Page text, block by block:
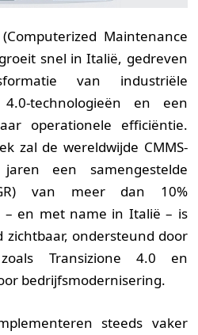
Maintenance
snel in Italië, gedreven
van industriële
technologieën en een
operationele efficiëntie.
zal de wereldwijde CMMS-
een samengestelde
van meer dan 10%
– en met name in Italië – is
ondersteund door
zoals Transizione 4.0 en
bedrijfsmodernisering.
steeds vaker